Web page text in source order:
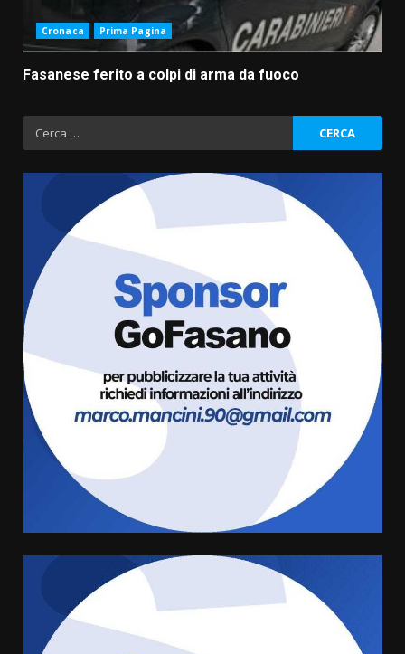
Cronaca Prima Pagina
Fasanese ferito a colpi di arma da fuoco
Ricerca
per:
Fasanese ferito a colpi di arma
da fuoco
6 Agosto 2026 18:13
Carta d’identità: continua il piano
di aperture straordinarie del
Comune di Fasano
cittadina di Fratelli d’Italia,
pronta a tornare in Consiglio
comunale
6 Agosto 2026 08:00
Cura dei beni comuni e